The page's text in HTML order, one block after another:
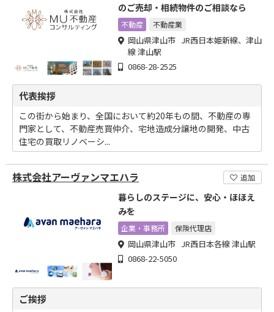
のご売却・相続物件のご相談なら
不動産 不動産業
岡山県津山市 JR西日本姫新線、津山
線 津山駅
0868-28-2525
代表挨拶
この街から始まり、全国において約20年もの間、不動産の専
門家として、不動産売買仲介、宅地造成分譲地の開発、中古
住宅の買取リノベーシ...
株式会社アーヴァンマエハラ 追加
暮らしのステージに、安心・ほほえ
みを
企業・事務所 保険代理店
岡山県津山市 JR西日本各線 津山駅
0868-22-5050
ご挨拶